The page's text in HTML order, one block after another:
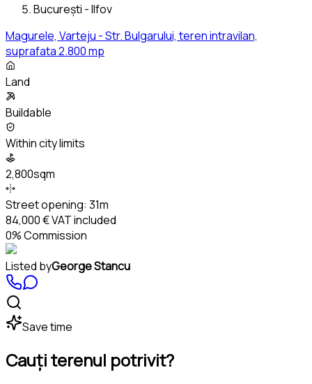
București - Ilfov
Magurele, Varteju - Str. Bulgarului, teren intravilan,
suprafata 2.800 mp
Land
Buildable
Within city limits
2,800sqm
Street opening: 31m
84,000 €VAT included
0% Commission
Listed byGeorge Stancu
Save time
Cauți terenul potrivit?